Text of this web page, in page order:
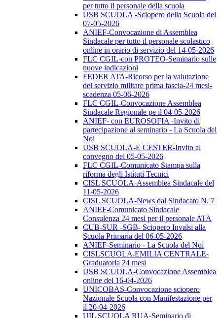
per tutto il personale della scuola
USB SCUOLA -Sciopero della Scuola del
07-05-2026
ANIEF-Convocazione di Assemblea
Sindacale per tutto il personale scolastico
online in orario di servizio del 14-05-2026
FLC CGIL-con PROTEO-Seminario sulle
nuove indicazioni
FEDER ATA-Ricorso per la valutazione
del servizio militare prima fascia-24 mesi-
scadenza 05-06-2026
FLC CGIL-Convocazione Assemblea
Sindacale Regionale pe il 04-05-2026
ANIEF- con EUROSOFIA -Invito di
partecipazione al seminario - La Scuola del
Noi
USB SCUOLA-E CESTER-Invito al
convegno del 05-05-2026
FLC CGIL-Comunicato Stampa sulla
riforma degli Istituti Tecnici
CISL SCUOLA-Assemblea Sindacale del
11-05-2026
CISL SCUOLA-News dal Sindacato N. 7
ANIEF-Comunicato Sindacale
Consulenza 24 mesi per il personale ATA
CUB-SUR -SGB- Sciopero Invalsi alla
Scuola Primaria del 06-05-2026
ANIEF-Seminario - La Scuola del Noi
CISLSCUOLA.EMILIA CENTRALE-
Graduatoria 24 mesi
USB SCUOLA-Convocazione Assemblea
online del 16-04-2026
UNICOBAS-Convocazione sciopero
Nazionale Scuola con Manifestazione per
il 20-04-2026
UIL SCUOLA RUA-Seminario di